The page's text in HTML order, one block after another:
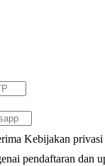
Kebijakan
pendaftaran dan